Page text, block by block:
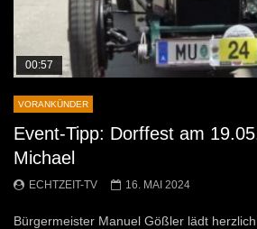
00:57
VORANKÜNDER
Event-Tipp: Dorffest am
Michael
ECHTZEIT-TV 16. MAI 2024
Bürgermeister Manuel Gößler lädt